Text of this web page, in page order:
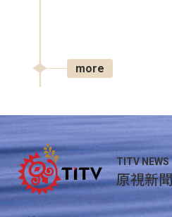
more
TITV NEWS
原視新